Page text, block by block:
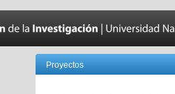
Proyectos